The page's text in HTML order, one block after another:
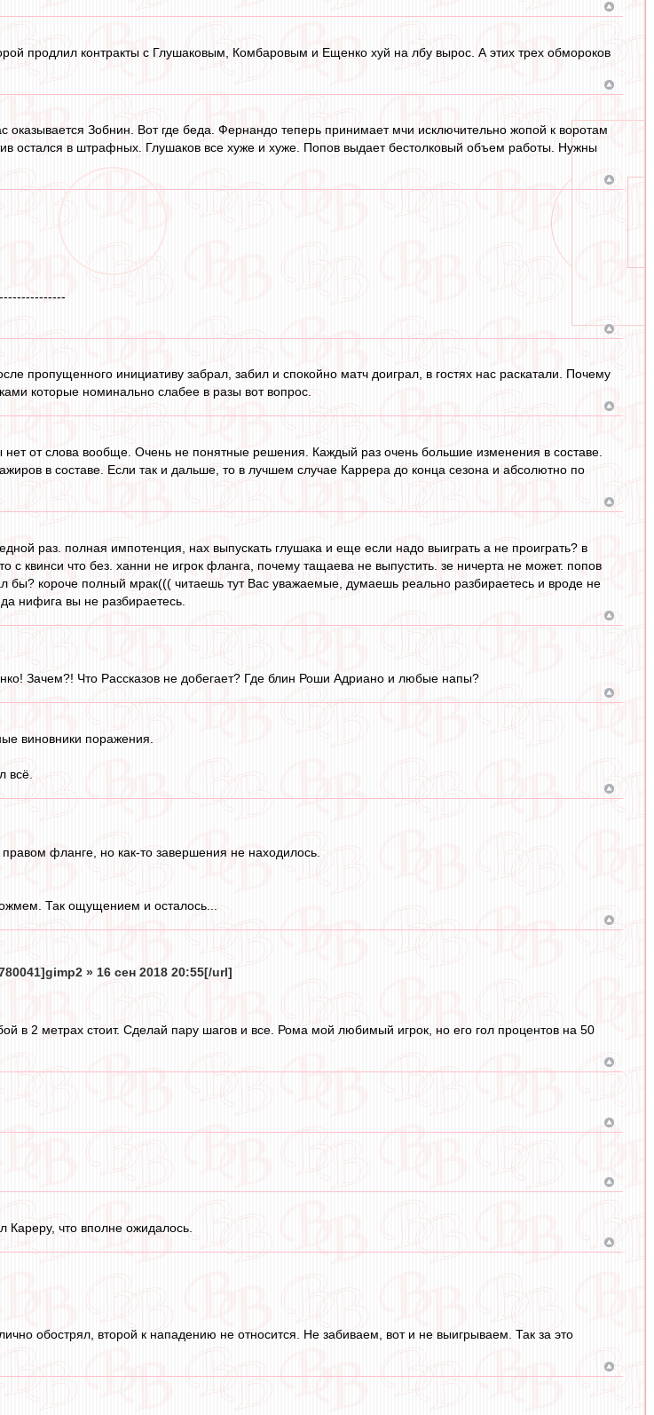
продлил контракты с Глушаковым, Комбаровым и Ещенко хуй на лбу вырос. А этих трех обмороков
Зобнин. Вот где беда. Фернандо теперь принимает мчи исключительно жопой к воротам
остался в штрафных. Глушаков все хуже и хуже. Попов выдает бестолковый объем работы. Нужны
пропущенного инициативу забрал, забил и спокойно матч доиграл, в гостях нас раскатали. Почему
которые номинально слабее в разы вот вопрос.
нет от слова вообще. Очень не понятные решения. Каждый раз очень большие изменения в составе.
в составе. Если так и дальше, то в лучшем случае Каррера до конца сезона и абсолютно по
раз. полная импотенция, нах выпускать глушака и еще если надо выиграть а не проиграть? в
с квинси что без. ханни не игрок фланга, почему тащаева не выпустить. зе ничерта не может. попов
бы? короче полный мрак((( читаешь тут Вас уважаемые, думаешь реально разбираетесь и вроде не
нифига вы не разбираетесь.
Зачем?! Что Рассказов не добегает? Где блин Роши Адриано и любые напы?
виновники поражения.
всё.
фланге, но как-то завершения не находилось.
Так ощущением и осталось...
» 16 сен 2018 20:55[/url]
в 2 метрах стоит. Сделай пару шагов и все. Рома мой любимый игрок, но его гол процентов на 50
Кареру, что вполне ожидалось.
обострял, второй к нападению не относится. Не забиваем, вот и не выигрываем. Так за это